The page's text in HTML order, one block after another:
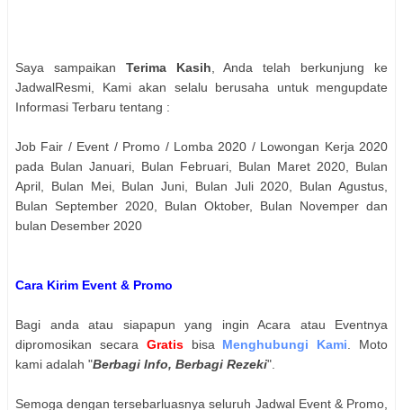
Saya sampaikan Terima Kasih, Anda telah berkunjung ke
JadwalResmi, Kami akan selalu berusaha untuk mengupdate
Informasi Terbaru tentang :
Job Fair / Event / Promo / Lomba 2020 / Lowongan Kerja 2020
pada Bulan Januari, Bulan Februari, Bulan Maret 2020, Bulan
April, Bulan Mei, Bulan Juni, Bulan Juli 2020, Bulan Agustus,
Bulan September 2020, Bulan Oktober, Bulan Novemper dan
bulan Desember 2020
Cara Kirim Event & Promo
Bagi anda atau siapapun yang ingin Acara atau Eventnya
dipromosikan secara Gratisbisa Menghubungi Kami. Moto
kami adalah "Berbagi Info, Berbagi Rezeki".
Semoga dengan tersebarluasnya seluruh Jadwal Event & Promo,